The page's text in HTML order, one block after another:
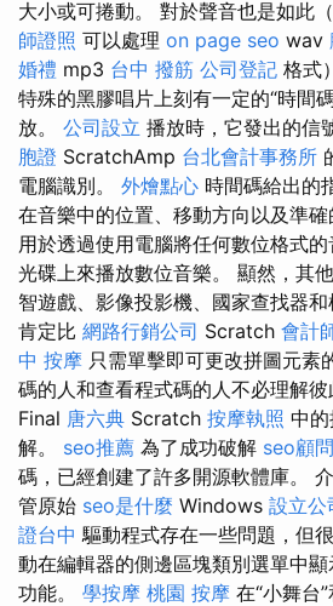
大小或可捲動。 對於聲音也是如此
師證照 可以處理 on page seo wav
婚禮 mp3 台中 撥筋 公司登記 格式
特殊的黑膠唱片上刻有一定的“時間
放。 公司設立 播放時，它發出的信
胞證 ScratchAmp 台北會計事務所
電腦識別。 外燴點心 時間碼給出的
在音樂中的位置、移動方向以及準確
用於透過使用電腦將任何數位格式
光碟上來播放數位音樂。 顯然，其
智遊戲、影像投影機、國家查找器
肯定比 網路行銷公司 Scratch 會計
中 按摩 只需單擊即可更改拼圖元素
碼的人和查看程式碼的人不必理解彼
Final 唐六典 Scratch 按摩執照 中
解。 seo推薦 為了成功破解 seo顧問
碼，已經創建了許多開源軟體庫。
管原始 seo是什麼 Windows 設立公
證台中 驅動程式存在一些問題，但
動在編輯器的側邊區塊類別選單中
功能。 學按摩 桃園 按摩 在“小舞台